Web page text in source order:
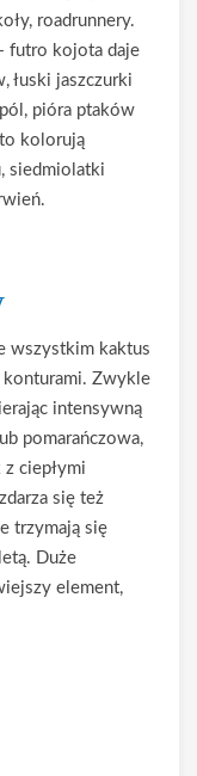
roadrunnery.
futro kojota daje
łuski jaszczurki
pióra ptaków
kolorują
siedmiolatki
wszystkim kaktus
Zwykle
intensywną
pomarańczowa,
ciepłymi
się też
trzymają się
Duże
element,